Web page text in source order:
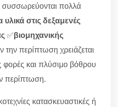
πολλά
στις δεξαμενές
✅βιομηχανικής
την περίπτωση χρειάζεται
φορές και πλύσιμο βόθρου
περίπτωση.
κατασκευαστικές ή